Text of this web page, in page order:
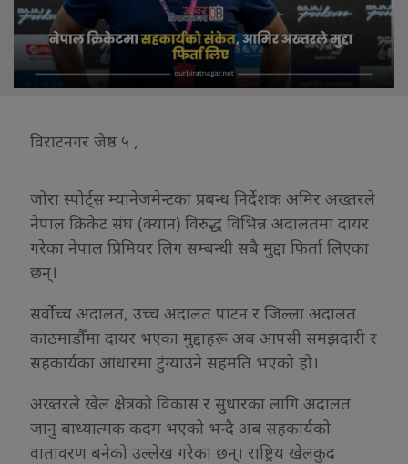
विराटनगर जेष्ठ ५ ,
जोरा स्पोर्ट्स म्यानेजमेन्टका प्रबन्ध निर्देशक अमिर अख्तरले
नेपाल क्रिकेट संघ (क्यान) विरुद्ध विभिन्न अदालतमा दायर
गरेका नेपाल प्रिमियर लिग सम्बन्धी सबै मुद्दा फिर्ता लिएका
छन्।
सर्वोच्च अदालत, उच्च अदालत पाटन र जिल्ला अदालत
काठमाडौँमा दायर भएका मुद्दाहरू अब आपसी समझदारी र
सहकार्यका आधारमा टुंग्याउने सहमति भएको हो।
अख्तरले खेल क्षेत्रको विकास र सुधारका लागि अदालत
जानु बाध्यात्मक कदम भएको भन्दै अब सहकार्यको
वातावरण बनेको उल्लेख गरेका छन्। राष्ट्रिय खेलकुद